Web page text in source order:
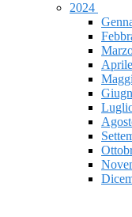
2024
Aprile